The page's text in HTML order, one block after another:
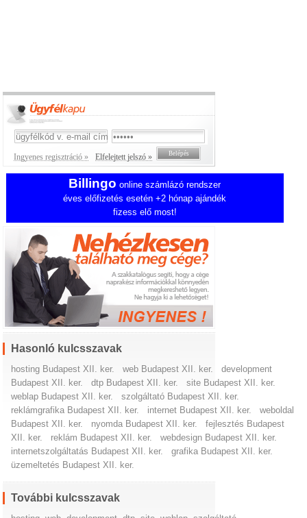
Ingyenes regisztráció » Elfelejtett jelszó »
Billingo online számlázó rendszer
éves előfizetés esetén +2 hónap ajándék
fizess elő most!
Hasonló kulcsszavak
hosting Budapest XII. ker. web Budapest XII. ker.
development
Budapest XII. ker.
dtp Budapest XII. ker.
site Budapest XII. ker.
weblap Budapest XII. ker.
szolgáltató Budapest XII. ker.
reklámgrafika Budapest XII. ker.
internet Budapest XII. ker.
weboldal
Budapest XII. ker.
nyomda Budapest XII. ker.
fejlesztés Budapest
XII. ker.
reklám Budapest XII. ker.
webdesign Budapest XII. ker.
internetszolgáltatás Budapest XII. ker.
grafika Budapest XII. ker.
üzemeltetés Budapest XII. ker.
További kulcsszavak